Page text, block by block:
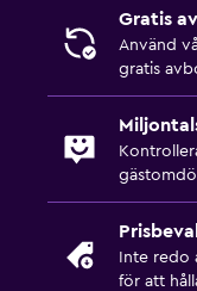
Gratis
Använd
gratis
Inte redo
för att